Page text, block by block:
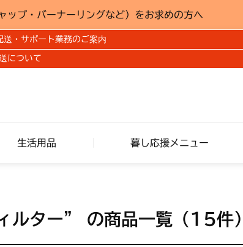
ップ・バーナーリングなど）をお求めの方へ
・サポート業務のご案内
について
生活用品 暮し応援メニュー
ルター” の商品一覧（15件）